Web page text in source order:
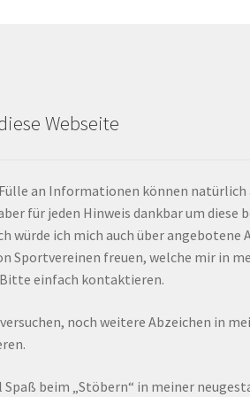
Webseite
an Informationen können natürlich
für jeden Hinweis dankbar um diese
würde ich mich auch über angebotene
Sportvereinen freuen, welche mir in
einfach kontaktieren.
noch weitere Abzeichen in
Spaß beim „Stöbern“ in meiner